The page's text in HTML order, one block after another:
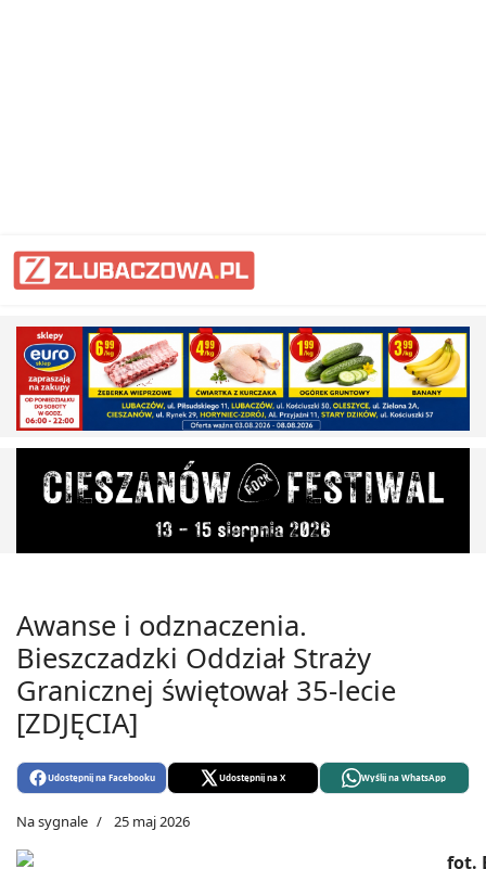
Awanse i odznaczenia.
Bieszczadzki Oddział Straży
Granicznej świętował 35-lecie
[ZDJĘCIA]
Udostępnij na Facebooku Udostępnij na X Wyślij na WhatsApp
Na sygnale 25 maj 2026